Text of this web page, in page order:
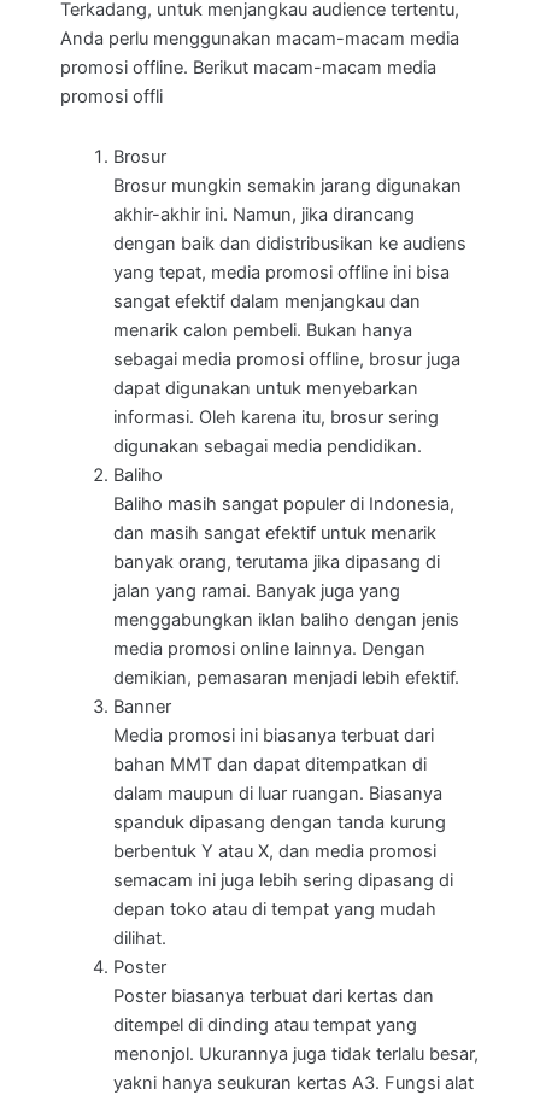
Terkadang, untuk menjangkau audience tertentu,
Anda perlu menggunakan macam-macam media
promosi offline. Berikut macam-macam media
promosi offli
Brosur
Brosur mungkin semakin jarang digunakan
akhir-akhir ini. Namun, jika dirancang
dengan baik dan didistribusikan ke audiens
yang tepat, media promosi offline ini bisa
sangat efektif dalam menjangkau dan
menarik calon pembeli. Bukan hanya
sebagai media promosi offline, brosur juga
dapat digunakan untuk menyebarkan
informasi. Oleh karena itu, brosur sering
digunakan sebagai media pendidikan.
Baliho
Baliho masih sangat populer di Indonesia,
dan masih sangat efektif untuk menarik
banyak orang, terutama jika dipasang di
jalan yang ramai. Banyak juga yang
menggabungkan iklan baliho dengan jenis
media promosi online lainnya. Dengan
demikian, pemasaran menjadi lebih efektif.
Banner
Media promosi ini biasanya terbuat dari
bahan MMT dan dapat ditempatkan di
dalam maupun di luar ruangan. Biasanya
spanduk dipasang dengan tanda kurung
berbentuk Y atau X, dan media promosi
semacam ini juga lebih sering dipasang di
depan toko atau di tempat yang mudah
dilihat.
Poster
Poster biasanya terbuat dari kertas dan
ditempel di dinding atau tempat yang
menonjol. Ukurannya juga tidak terlalu besar,
yakni hanya seukuran kertas A3. Fungsi alat